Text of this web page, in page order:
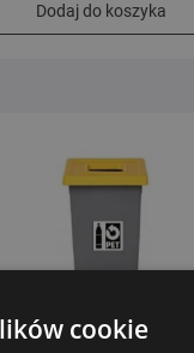
Dodaj do koszyka
cookie